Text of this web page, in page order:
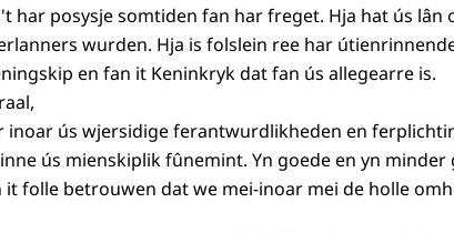
har posysje somtiden fan har freget. Hja hat ús lân
wurden. Hja is folslein ree har
en fan it Keninkryk dat fan ús allegearre is.
inoar ús wjersidige ferantwurdlikheden en
ús mienskiplik fûnemint. Yn goede en yn
folle betrouwen dat we mei-inoar mei de holle